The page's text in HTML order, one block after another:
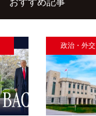
政治・外交